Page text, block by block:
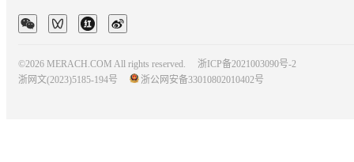
©2026 MERACH.COM All rights reserved.
浙ICP备2021003090号-2
浙网文(2023)5185-194号
浙公网安备33010802010402号